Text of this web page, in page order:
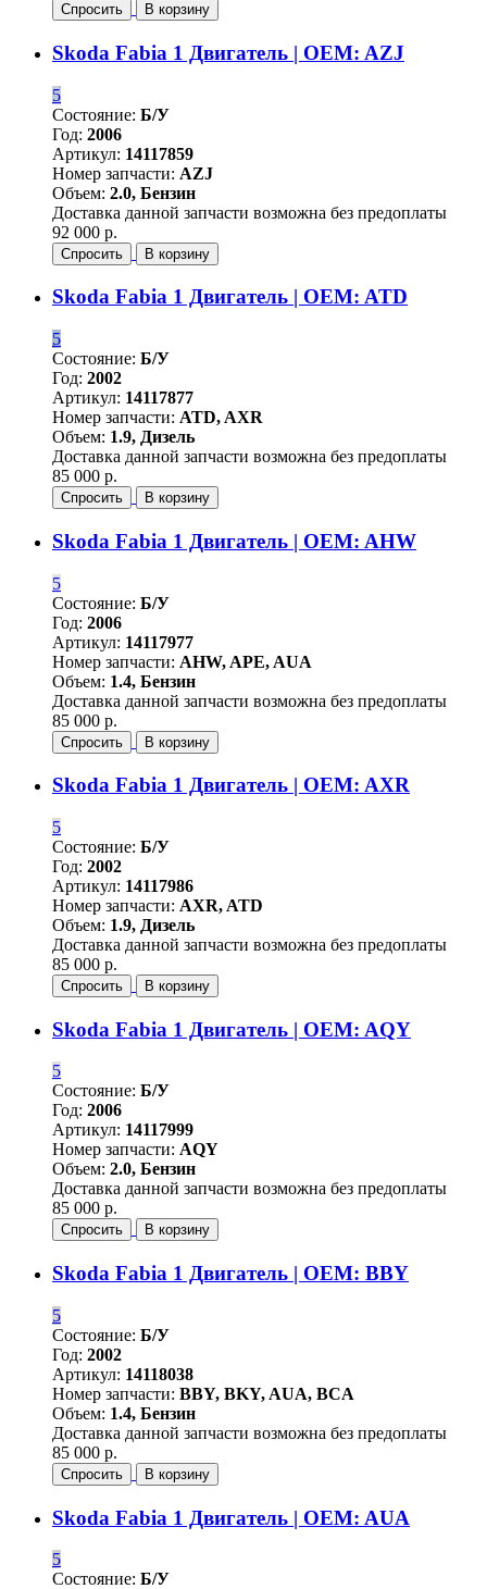
Спросить В корзину
Skoda Fabia 1 Двигатель | OEM: AZJ
5
Состояние: Б/У
Год: 2006
Артикул: 14117859
Номер запчасти: AZJ
Объем: 2.0, Бензин
Доставка данной запчасти возможна без предоплаты
92 000 р.
Спросить В корзину
Skoda Fabia 1 Двигатель | OEM: ATD
5
Состояние: Б/У
Год: 2002
Артикул: 14117877
Номер запчасти: ATD, AXR
Объем: 1.9, Дизель
Доставка данной запчасти возможна без предоплаты
85 000 р.
Спросить В корзину
Skoda Fabia 1 Двигатель | OEM: AHW
5
Состояние: Б/У
Год: 2006
Артикул: 14117977
Номер запчасти: AHW, APE, AUA
Объем: 1.4, Бензин
Доставка данной запчасти возможна без предоплаты
85 000 р.
Спросить В корзину
Skoda Fabia 1 Двигатель | OEM: AXR
5
Состояние: Б/У
Год: 2002
Артикул: 14117986
Номер запчасти: AXR, ATD
Объем: 1.9, Дизель
Доставка данной запчасти возможна без предоплаты
85 000 р.
Спросить В корзину
Skoda Fabia 1 Двигатель | OEM: AQY
5
Состояние: Б/У
Год: 2006
Артикул: 14117999
Номер запчасти: AQY
Объем: 2.0, Бензин
Доставка данной запчасти возможна без предоплаты
85 000 р.
Спросить В корзину
Skoda Fabia 1 Двигатель | OEM: BBY
5
Состояние: Б/У
Год: 2002
Артикул: 14118038
Номер запчасти: BBY, BKY, AUA, BCA
Объем: 1.4, Бензин
Доставка данной запчасти возможна без предоплаты
85 000 р.
Спросить В корзину
Skoda Fabia 1 Двигатель | OEM: AUA
5
Состояние: Б/У